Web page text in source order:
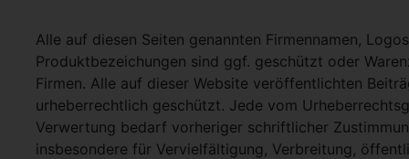
Alle auf diesen Seiten genannten Firmennamen,
Produktbezeichungen sind ggf. geschützt oder
Firmen. Alle auf dieser Website veröffentlichten
urheberrechtlich geschützt. Jede vom
Verwertung bedarf vorheriger schriftlicher
insbesondere für Vervielfältigung, Verbreitung,